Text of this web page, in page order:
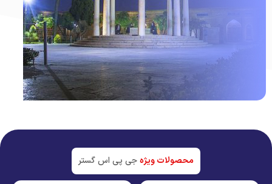
ردیاب خودرو درشیراز
محصولات ویژهجی پی اس گستر